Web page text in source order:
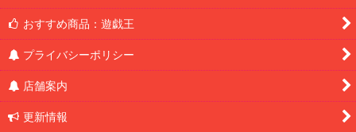
おすすめ商品：遊戯王
プライバシーポリシー
店舗案内
更新情報